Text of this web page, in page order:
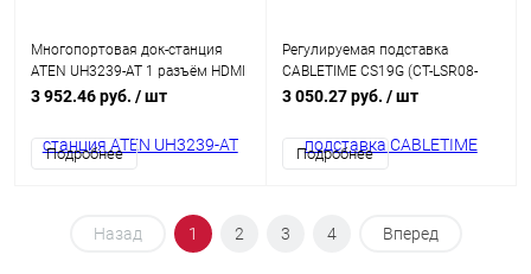
Многопортовая док-станция
ATEN UH3239-AT 1 разъём HDMI
м-м на выноске 25,4 см, 1
CAT 5e ATEN USB-C Multiport
Mini Dock - PD60W
3 952.46 руб. / шт
Подробнее
Регулируемая подставка
CABLETIME CS19G (CT-LSR08-
AG) для ноутбука с вращением
3 050.27 руб. / шт
Подробнее
Назад 1 2 3 4 Вперед